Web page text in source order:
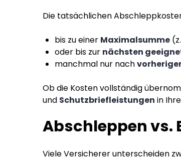
Die tatsächlichen
bis zu einer Maximalsumme
oder bis zur nächsten
manchmal nur nach
Ob die Kosten vollständig
und Schutzbriefleistungen in
Abschleppen vs.
Viele Versicherer unterscheiden